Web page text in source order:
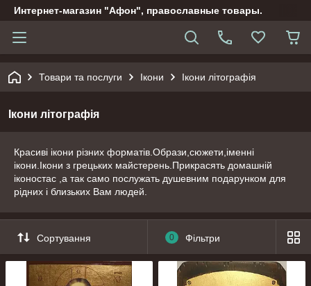
Интернет-магазин "Афон", православные товары.
Товари та послуги Ікони Ікони літографія
Ікони літографія
Красиві ікони різних форматів.Образи,сюжети,іменні
ікони.Ікони з грецьких майстерень.Прикрасять домашній
іконостас ,а так само послужать душевним подарунком для
рідних і близьких Вам людей.
Сортування 0 Фільтри